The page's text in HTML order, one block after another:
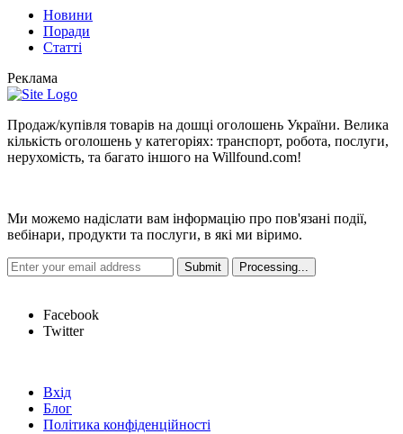
Новини
Поради
Статтi
Реклама
Продаж/купівля товарів на дошці оголошень України. Велика
кількість оголошень у категоріях: транспорт, робота, послуги,
нерухомість, та багато іншого на Willfound.com!
Ми можемо надіслати вам інформацію про пов'язані події,
вебінари, продукти та послуги, в які ми віримо.
Facebook
Twitter
Вхід
Блог
Політика конфіденційності